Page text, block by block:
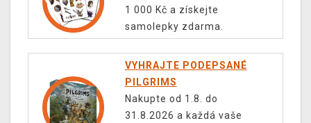
1 000 Kč a získejte
samolepky zdarma.
VYHRAJTE PODEPSANÉ
PILGRIMS
Nakupte od 1.8. do
31.8.2026 a každá vaše